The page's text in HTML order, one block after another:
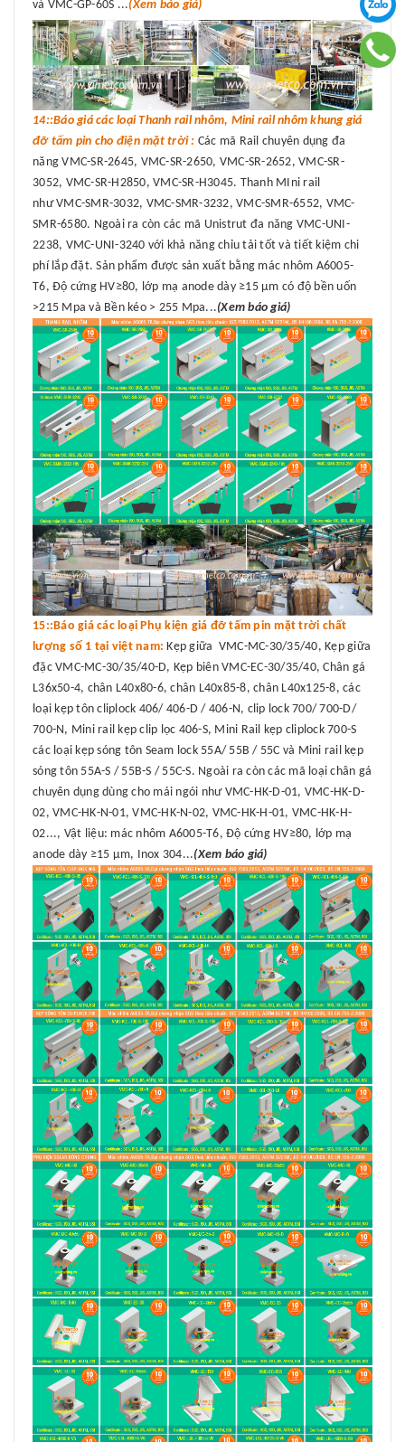
và VMC-GP-60S ...(Xem báo giá)
14::Báo giá các loại Thanh rail nhôm, Mini rail nhôm khung giá
đỡ tấm pin cho điện mặt trời : Các mã Rail chuyên dụng đa
năng VMC-SR-2645, VMC-SR-2650, VMC-SR-2652, VMC-SR-
3052, VMC-SR-H2850, VMC-SR-H3045. Thanh MIni rail
như VMC-SMR-3032, VMC-SMR-3232, VMC-SMR-6552, VMC-
SMR-6580. Ngoài ra còn các mã Unistrut đa năng VMC-UNI-
2238, VMC-UNI-3240 với khả năng chỉu tải tốt và tiết kiệm chi
phí lắp đặt. Sản phẩm được sản xuất bằng mác nhôm A6005-
T6, Độ cứng HV≥80, lớp mạ anode dày ≥15 μm có độ bền uốn
>215 Mpa và Bền kéo > 255 Mpa...(Xem báo giá)
15::Báo giá các loại Phụ kiện giá đỡ tấm pin mặt trời chất
lượng số 1 tại việt nam:Kẹp giữa VMC-MC-30/35/40, Kẹp giữa
đặc VMC-MC-30/35/40-D, Kẹp biên VMC-EC-30/35/40, Chân gá
L36x50-4, chân L40x80-6, chân L40x85-8, chân L40x125-8, các
loại kẹp tôn cliplock 406/ 406-D / 406-N, clip lock 700/ 700-D/
700-N, Mini rail kẹp clip lọc 406-S, Mini Rail kẹp cliplock 700-S
các loại kẹp sóng tôn Seam lock 55A/ 55B / 55C và Mini rail kẹp
sóng tôn 55A-S / 55B-S / 55C-S. Ngoài ra còn các mã loại chân gá
chuyên dụng dùng cho mái ngói như VMC-HK-D-01, VMC-HK-D-
02, VMC-HK-N-01, VMC-HK-N-02, VMC-HK-H-01, VMC-HK-H-
02..., Vật liệu: mác nhôm A6005-T6, Độ cứng HV≥80, lớp mạ
anode dày ≥15 μm, Inox 304...(Xem báo giá)